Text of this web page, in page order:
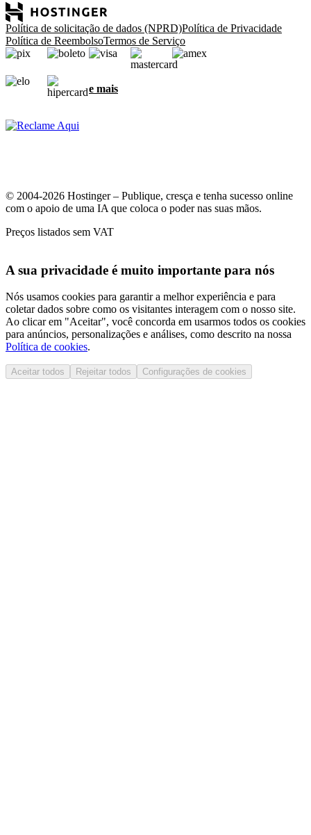
Política de solicitação de dados (NPRD)Política de Privacidade
Política de ReembolsoTermos de Serviço
e mais
© 2004-2026 Hostinger – Publique, cresça e tenha sucesso online
com o apoio de uma IA que coloca o poder nas suas mãos.
Preços listados sem VAT
A sua privacidade é muito importante para nós
Nós usamos cookies para garantir a melhor experiência e para
coletar dados sobre como os visitantes interagem com o nosso site.
Ao clicar em "Aceitar", você concorda em usarmos todos os cookies
para anúncios, personalizações e análises, como descrito na nossa
Política de cookies.
Aceitar todos Rejeitar todos Configurações de cookies